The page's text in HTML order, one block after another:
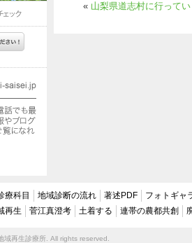
« 山梨県道志村に行って
療科目 地域診断の流れ 著述PDF
フォトギャ
再生 菅江真澄考 土着する 連帯の農都共創
再生診療所. All rights reserved.